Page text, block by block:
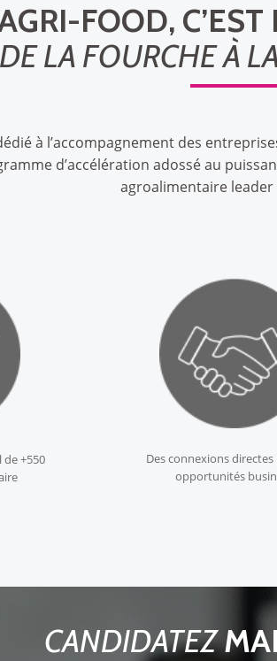
FOOD,
DE LA FOURCHE À
à l’accompagnement des
d’accélération adossé au
agroalimentaire leader
+550
Des connexions
opportunités
CANDIDATEZ